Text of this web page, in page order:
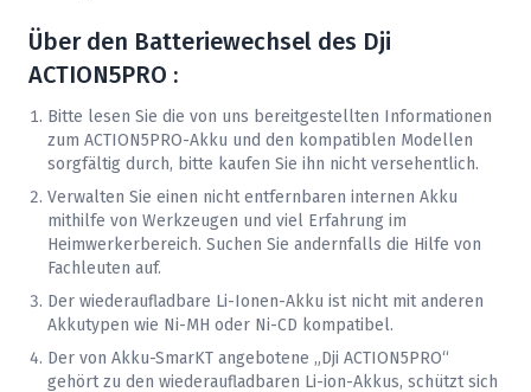
Über den Batteriewechsel des Dji
ACTION5PRO :
Bitte lesen Sie die von uns bereitgestellten Informationen
zum ACTION5PRO-Akku und den kompatiblen Modellen
sorgfältig durch, bitte kaufen Sie ihn nicht versehentlich.
Verwalten Sie einen nicht entfernbaren internen Akku
mithilfe von Werkzeugen und viel Erfahrung im
Heimwerkerbereich. Suchen Sie andernfalls die Hilfe von
Fachleuten auf.
Der wiederaufladbare Li-Ionen-Akku ist nicht mit anderen
Akkutypen wie Ni-MH oder Ni-CD kompatibel.
Der von Akku-SmarKT angebotene „Dji ACTION5PRO“
gehört zu den wiederaufladbaren Li-ion-Akkus, schützt sich